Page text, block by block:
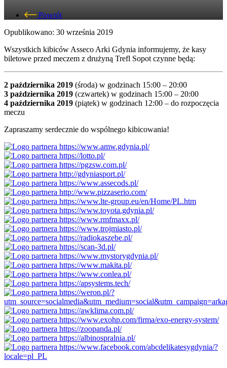
Powrót
Opublikowano: 30 września 2019
Wszystkich kibiców Asseco Arki Gdynia informujemy, że kasy
biletowe przed meczem z drużyną Trefl Sopot czynne będą:
2 października 2019 (środa) w godzinach 15:00 – 20:00
3 października 2019 (czwartek) w godzinach 15:00 – 20:00
4 października 2019 (piątek) w godzinach 12:00 – do rozpoczęcia
meczu
Zapraszamy serdecznie do wspólnego kibicowania!